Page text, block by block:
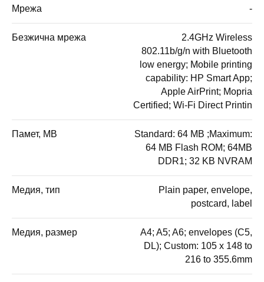
Мрежа -
Безжична мрежа
2.4GHz Wireless
802.11b/g/n with Bluetooth
low energy; Mobile printing
capability: HP Smart App;
Apple AirPrint; Mopria
Certified; Wi-Fi Direct Printin
Памет, MB
Standard: 64 MB ;Maximum:
64 MB Flash ROM; 64MB
DDR1; 32 KB NVRAM
Медия, тип
Plain paper, envelope,
postcard, label
Медия, размер
A4; A5; A6; envelopes (C5,
DL); Custom: 105 x 148 to
216 to 355.6mm